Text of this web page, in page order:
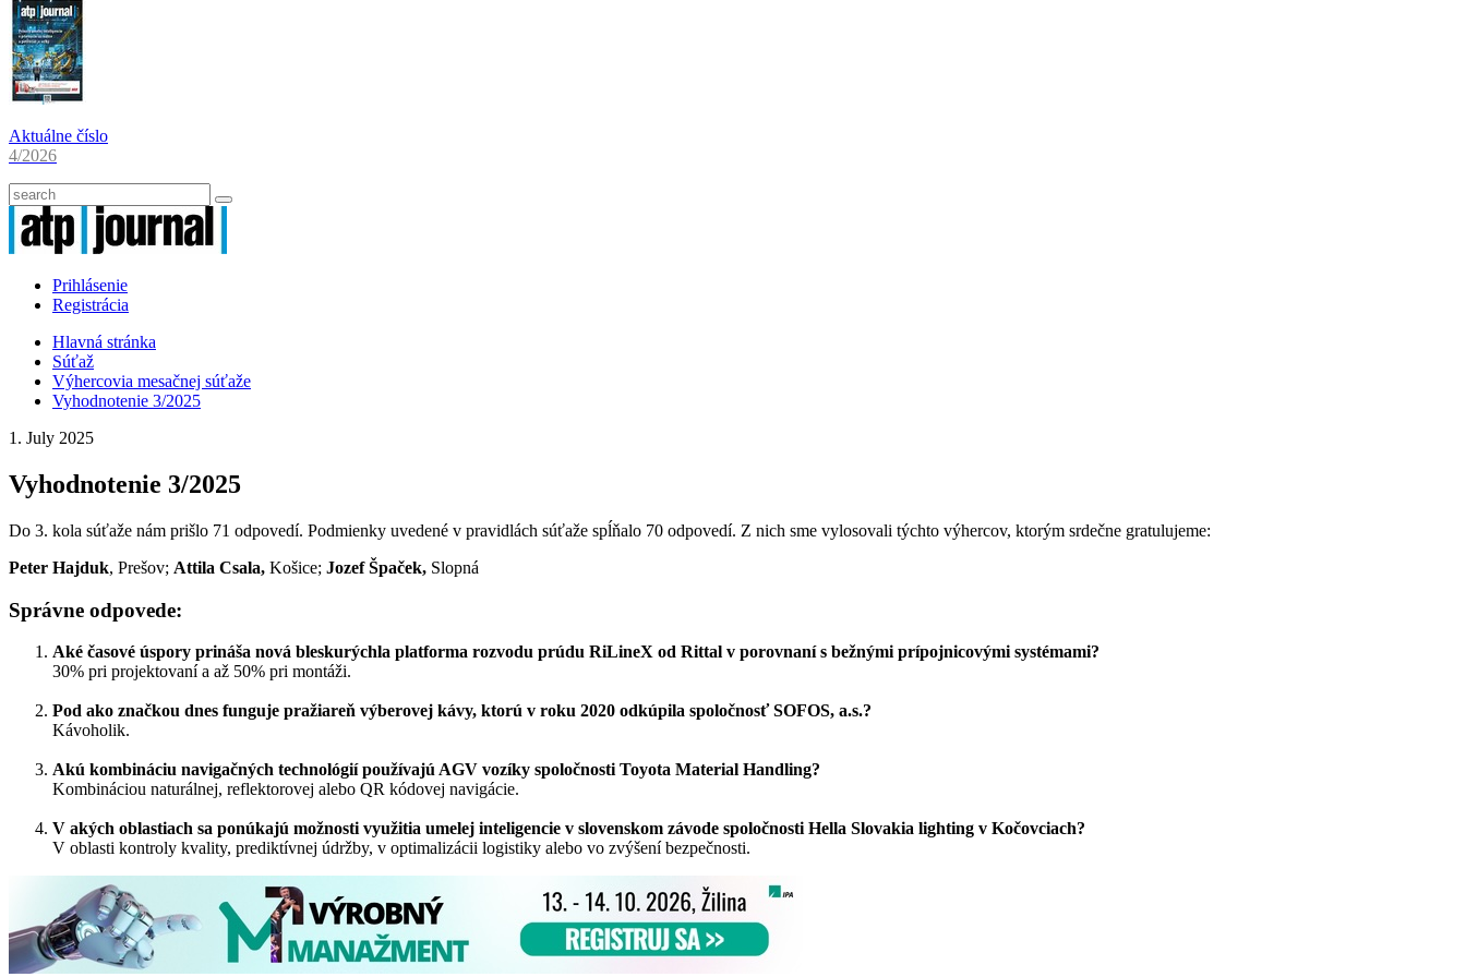
Aktuálne číslo
4/2026
Prihlásenie
Registrácia
Hlavná stránka
Súťaž
Výhercovia mesačnej súťaže
Vyhodnotenie 3/2025
1. July 2025
Vyhodnotenie 3/2025
Do 3. kola súťaže nám prišlo 71 odpovedí. Podmienky uvedené v pravidlách súťaže spĺňalo 70 odpovedí. Z nich sme vylosovali týchto výhercov, ktorým srdečne gratulujeme:
Peter Hajduk, Prešov; Attila Csala, Košice; Jozef Špaček, Slopná
Správne odpovede:
Aké časové úspory prináša nová bleskurýchla platforma rozvodu prúdu RiLineX od Rittal v porovnaní s bežnými prípojnicovými systémami?
30% pri projektovaní a až 50% pri montáži.
Pod ako značkou dnes funguje pražiareň výberovej kávy, ktorú v roku 2020 odkúpila spoločnosť SOFOS, a.s.?
Kávoholik.
Akú kombináciu navigačných technológií používajú AGV vozíky spoločnosti Toyota Material Handling?
Kombináciou naturálnej, reflektorovej alebo QR kódovej navigácie.
V akých oblastiach sa ponúkajú možnosti využitia umelej inteligencie v slovenskom závode spoločnosti Hella Slovakia lighting v Kočovciach?
V oblasti kontroly kvality, prediktívnej údržby, v optimalizácii logistiky alebo vo zvýšení bezpečnosti.